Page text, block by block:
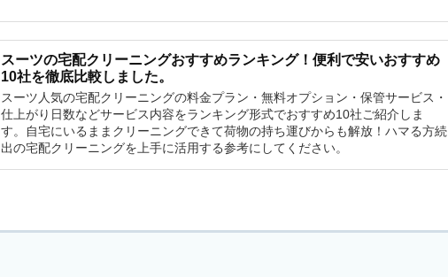
スーツの宅配クリーニングおすすめランキング！便利で安いおすすめ
10社を徹底比較しました。
スーツ人気の宅配クリーニングの料金プラン・無料オプション・保管サービス・
仕上がり日数などサービス内容をランキング形式でおすすめ10社ご紹介しま
す。自宅にいるままクリーニングできて荷物の持ち運びからも解放！ハマる方続
出の宅配クリーニングを上手に活用する参考にしてください。